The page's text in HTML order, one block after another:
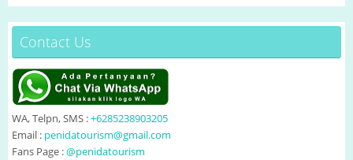
Contact Us
WA, Telpn, SMS :+6285238903205
Email : penidatourism@gmail.com
Fans Page :@penidatourism